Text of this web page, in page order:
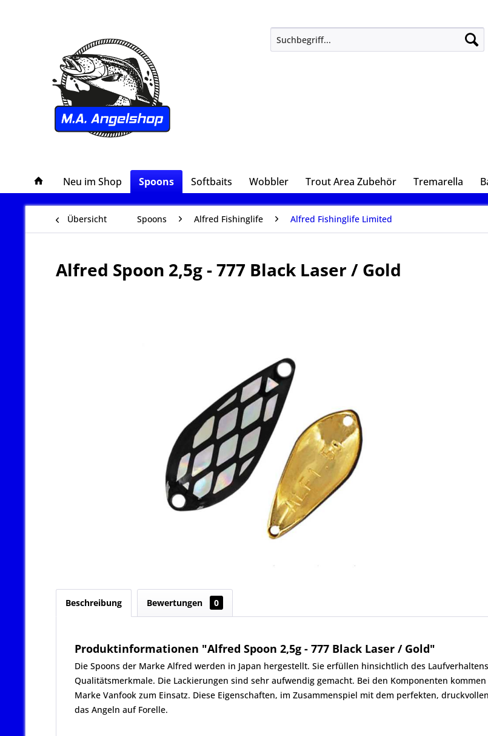
Neu im Shop Spoons Softbaits Wobbler Trout Area Zubehör Tremarella
Übersicht Spoons Alfred Fishinglife Alfred Fishinglife Limited
Alfred Spoon 2,5g - 777 Black Laser / Gold
Beschreibung Bewertungen 0
Produktinformationen "Alfred Spoon 2,5g - 777 Black Laser / Gold"
Die Spoons der Marke Alfred werden in Japan hergestellt. Sie erfüllen hinsichtlich des
Qualitätsmerkmale. Die Lackierungen sind sehr aufwendig gemacht. Bei den Komponenten
Marke Vanfook zum Einsatz. Diese Eigenschaften, im Zusammenspiel mit dem perfekten,
das Angeln auf Forelle.